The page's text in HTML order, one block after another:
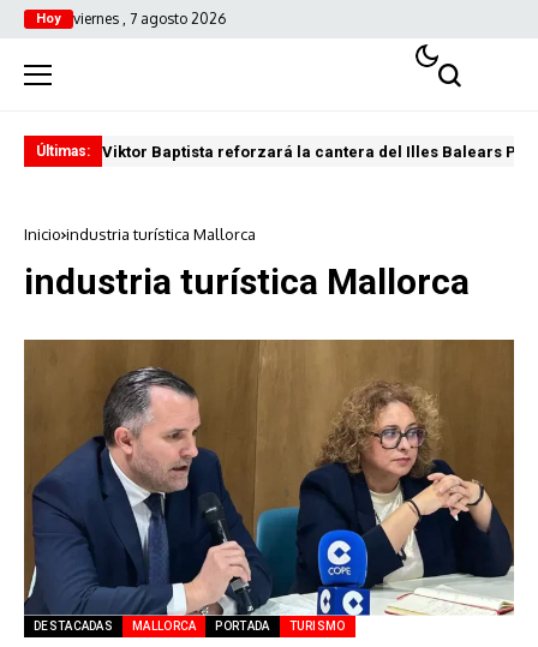
Hoy viernes , 7 agosto 2026
Últimas: Viktor Baptista reforzará la cantera del Illes Balears
Inicio industria turística Mallorca
industria turística Mallorca
DESTACADAS MALLORCA PORTADA TURISMO